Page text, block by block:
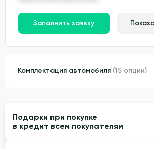
Заполнить заявку
Комплектация автомобиля (15 опции)
Подарки при покупке
в кредит всем покупателям